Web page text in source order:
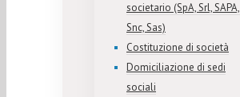
societario (SpA, Srl, SAPA,
Snc, Sas)
Costituzione di società
Domiciliazione di sedi
sociali